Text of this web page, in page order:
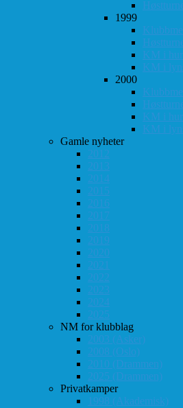
1999
KM i
KM i
2000
KM i
KM i
Gamle nyheter
2012
2013
2014
2015
2016
2017
2018
2019
2020
2021
2022
2023
2024
2025
NM for klubblag
2003 (Asker)
2008 (Oslo)
2010 (Drammen)
2025 (Drammen)
Privatkamper
1998 (Akademisk)